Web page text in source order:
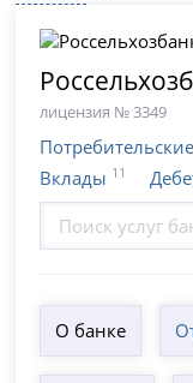
лицензия № 3349
Вклады 11
О банке